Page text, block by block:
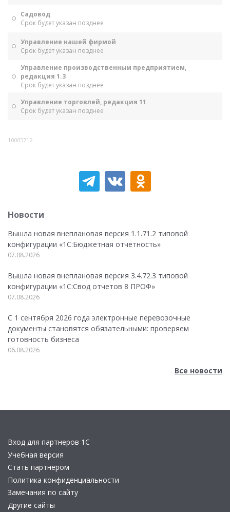
Садовод
Срок будет указан позднее
Управление нашей фирмой
Срок будет указан позднее
Управление производственным предприятием,
редакция 1.3
Срок будет указан позднее
Управление торговлей, редакция 11
Срок будет указан позднее
10005712
Новости
Вышла новая внеплановая версия 1.1.71.2 типовой
конфигурации «1C:Бюджетная отчетность»
07.08.2026
Вышла новая внеплановая версия 3.4.72.3 типовой
конфигурации «1C:Свод отчетов 8 ПРОФ»
07.08.2026
С 1 сентября 2026 года электронные перевозочные
документы становятся обязательными: проверяем
готовность бизнеса
06.08.2026
Все новости
Вход для партнеров 1С
Учебная версия
Стать партнером
Политика конфиденциальности
Замечания по сайту
Другие сайты